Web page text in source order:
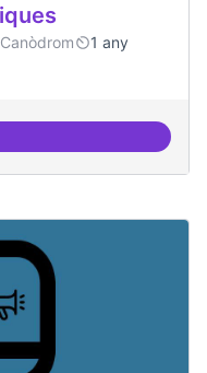
1 any
grades democràtiques